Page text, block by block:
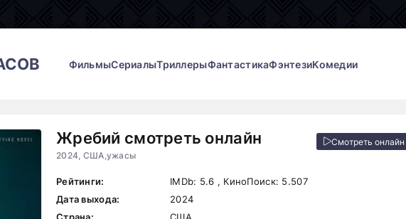
ФильмыСериалыТриллерыФантастикаФэнтезиКомедии
Жребий смотреть онлайн
2024, США,ужасы
Смотреть онлайн
Рейтинги: IMDb: 5.6 , КиноПоиск: 5.507
Дата выхода:
2024